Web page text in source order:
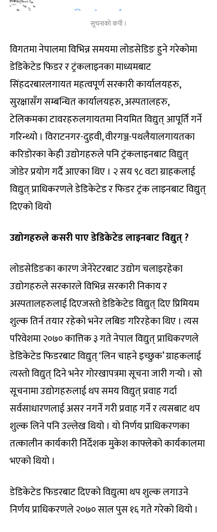
सूचनाको कपी ।
विगतमा नेपालमा विभिन्न समयमा लोडसेडिङ हुने गरेकोमा
डेडिकेटेड फिडर र ट्रंकलाइनका माध्यमबाट
सिंहदरबारलगायत महत्वपूर्ण सरकारी कार्यालयहरु,
सुरक्षासँग सम्बन्धित कार्यालयहरु, अस्पतालहरु,
टेलिकमका टावरहरुलगायतमा नियमित विद्युत् आपूर्ति गर्ने
गरिन्थ्यो । विराटनगर-दुहवी, वीरगञ्ज-पथलैयालगायतका
करिडोरका केही उद्योगहरुले पनि ट्रंकलाइनबाट विद्युत्
जोडेर प्रयोग गर्दै आएका थिए । २ सय ९८ वटा ग्राहकलाई
विद्युत् प्राधिकरणले डेडिकेटेड र फिडर ट्रंक लाइनबाट विद्युत्
दिएको थियो
उद्योगहरुले कसरी पाए डेडिकेटेड लाइनबाट विद्युत् ?
लोडसेडिङका कारण जेनेरेटरबाट उद्योग चलाइरहेका
उद्योगहरुले सरकारले विभिन्न सरकारी निकाय र
अस्पतालहरुलाई दिएजस्तो डेडिकेटेड विद्युत् दिए प्रिमियम
शुल्क तिर्न तयार रहेको भनेर लबिङ गरिरहेका थिए । त्यस
परिवेशमा २०७० कात्तिक ३ गते नेपाल विद्युत् प्राधिकरणले
डेडिकेटेड फिडरबाट विद्युत् ‘लिन चाहने इच्छुक’ ग्राहकलाई
त्यस्तो विद्युत् दिने भनेर गोरखापत्रमा सूचना जारी गर्‍यो । सो
सूचनामा उद्योगहरुलाई थप समय विद्युत् प्रवाह गर्दा
सर्वसाधारणलाई असर नगर्ने गरी प्रवाह गर्ने र त्यसबाट थप
शुल्क लिने पनि उल्लेख थियो । यो निर्णय प्राधिकरणका
तत्कालीन कार्यकारी निर्देशक मुकेश काफ्लेको कार्यकालमा
भएको थियो ।
डेडिकेटेड फिडरबाट दिएको विद्युत्मा थप शुल्क लगाउने
निर्णय प्राधिकरणले २०७० साल पुस १६ गते गरेको थियो ।